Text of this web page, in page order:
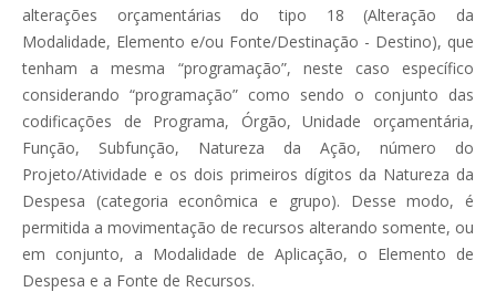
alterações orçamentárias do tipo 18 (Alteração da
Modalidade, Elemento e/ou Fonte/Destinação - Destino), que
tenham a mesma “programação”, neste caso específico
considerando “programação” como sendo o conjunto das
codificações de Programa, Órgão, Unidade orçamentária,
Função, Subfunção, Natureza da Ação, número do
Projeto/Atividade e os dois primeiros dígitos da Natureza da
Despesa (categoria econômica e grupo). Desse modo, é
permitida a movimentação de recursos alterando somente, ou
em conjunto, a Modalidade de Aplicação, o Elemento de
Despesa e a Fonte de Recursos.